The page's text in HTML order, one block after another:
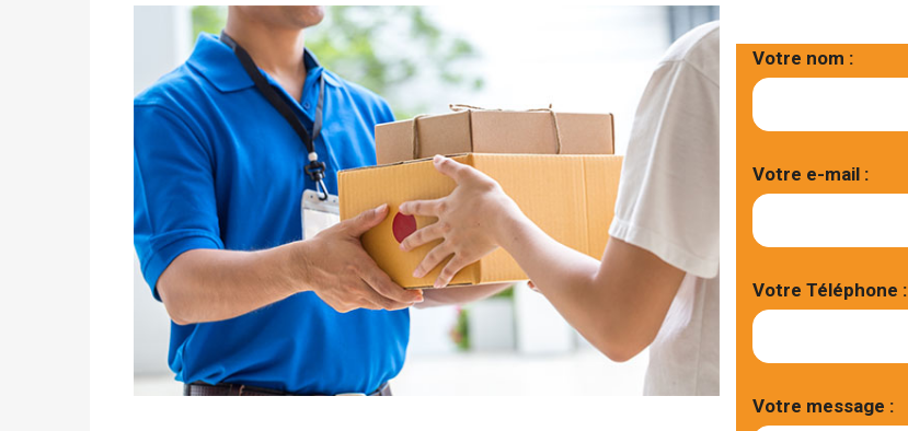
Votre nom :
Votre e-mail :
Votre Téléphone :
Votre message :